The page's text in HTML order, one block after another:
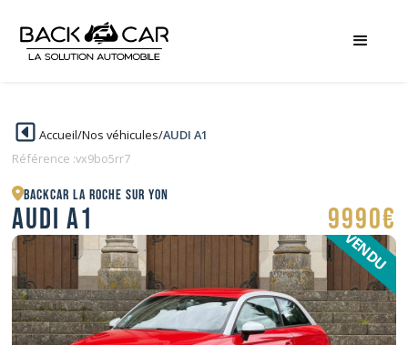
Accueil/Nos véhicules/AUDI A1
Référence :vx9bo5rr7
BACKCAR La Roche sur Yon
AUDI A1 9990€
VENDU